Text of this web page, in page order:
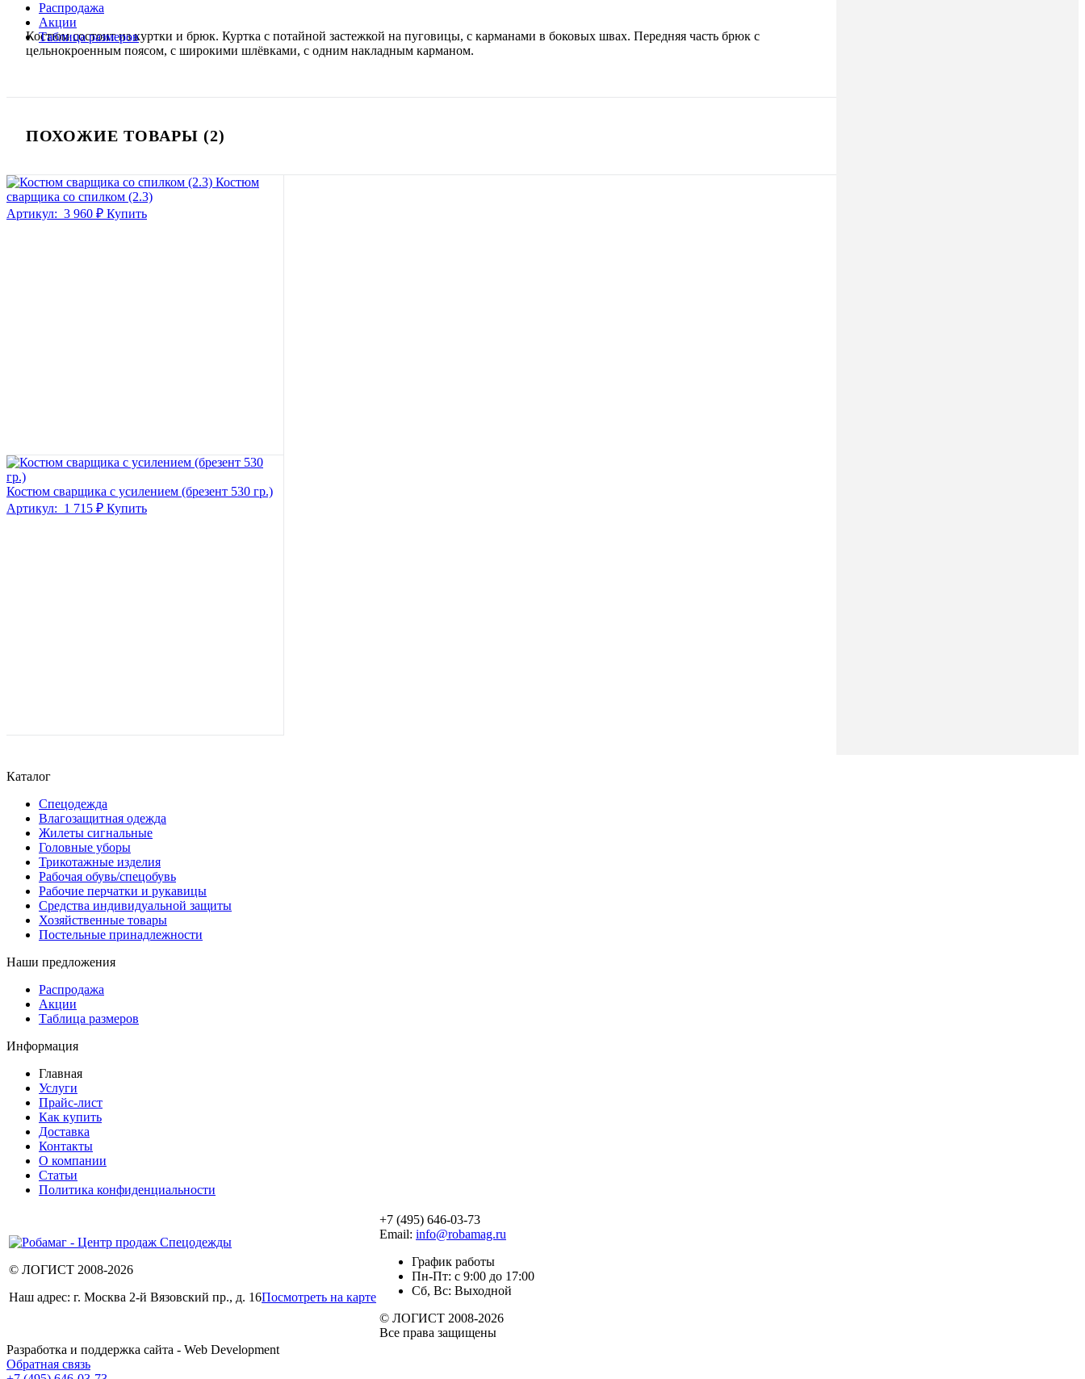
Распродажа
Акции
Таблица размеров
Костюм состоит из куртки и брюк. Куртка с потайной застежкой на пуговицы, с карманами в боковых швах. Передняя часть брюк с
цельнокроенным поясом, с широкими шлёвками, с одним накладным карманом.
ПОХОЖИЕ ТОВАРЫ (2)
Костюм
сварщика со спилком (2.3)
Артикул: 3 960 ₽ Купить
Костюм сварщика с усилением (брезент 530 гр.)
Артикул: 1 715 ₽ Купить
Каталог
Спецодежда
Влагозащитная одежда
Жилеты сигнальные
Головные уборы
Трикотажные изделия
Рабочая обувь/спецобувь
Рабочие перчатки и рукавицы
Средства индивидуальной защиты
Хозяйственные товары
Постельные принадлежности
Наши предложения
Распродажа
Акции
Таблица размеров
Информация
Главная
Услуги
Прайс-лист
Как купить
Доставка
Контакты
О компании
Статьи
Политика конфиденциальности
© ЛОГИСТ 2008-2026
Наш адрес: г. Москва 2-й Вязовский пр., д. 16Посмотреть на карте
+7 (495) 646-03-73
Email: info@robamag.ru
График работы
Пн-Пт: с 9:00 до 17:00
Сб, Вс: Выходной
© ЛОГИСТ 2008-2026
Все права защищены
Разработка и поддержка сайта - Web Development
Обратная связь